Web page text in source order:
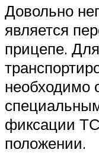
Довольно
является
прицепе.
необходимо
фиксации
положении.